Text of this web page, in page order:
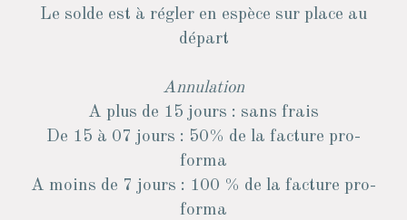
Le solde est à régler en espèce sur place au
départ
Annulation
A plus de 15 jours : sans frais
De 15 à 07 jours : 50% de la facture pro-
forma
A moins de 7 jours : 100 % de la facture pro-
forma